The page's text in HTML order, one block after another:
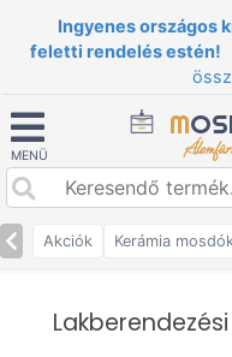
Ingyenes országos
feletti rendelés estén!
MENÜ
M
Akciók Kerámia